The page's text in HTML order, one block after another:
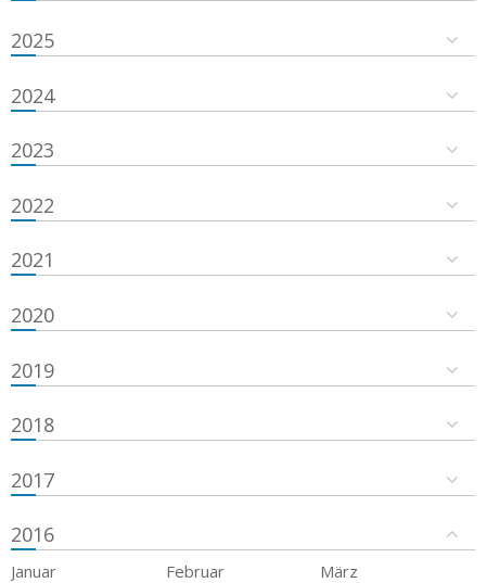
2025
2024
2023
2022
2021
2020
2019
2018
2017
2016
Januar Februar
März